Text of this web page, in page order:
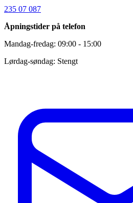
235 07 087
Åpningstider på telefon
Mandag-fredag: 09:00 - 15:00
Lørdag-søndag: Stengt